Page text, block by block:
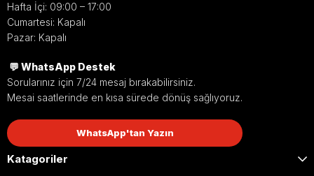
Hafta İçi: 09:00 – 17:00
Cumartesi: Kapalı
Pazar: Kapalı
💬 WhatsApp Destek
Sorularınız için 7/24 mesaj bırakabilirsiniz.
Mesai saatlerinde en kısa sürede dönüş sağlıyoruz.
WhatsApp'tan Yazın
Katagoriler